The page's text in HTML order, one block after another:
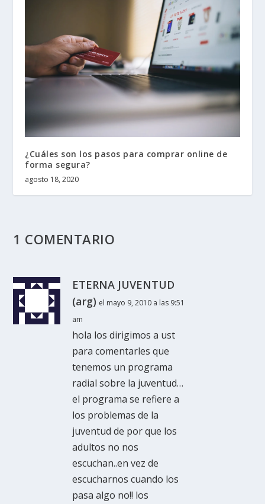
¿Cuáles son los pasos para comprar online de
forma segura?
agosto 18, 2020
1 COMENTARIO
ETERNA JUVENTUD
(arg) el mayo 9, 2010 a las 9:51
am
hola los dirigimos a ust
para comentarles que
tenemos un programa
radial sobre la juventud…
el programa se refiere a
los problemas de la
juventud de por que los
adultos no nos
escuchan..en vez de
escucharnos cuando los
pasa algo no!! los